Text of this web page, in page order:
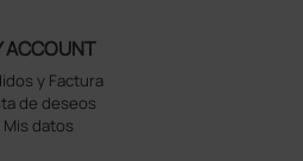
ACCOUNT
y Factura
de deseos
Mis datos